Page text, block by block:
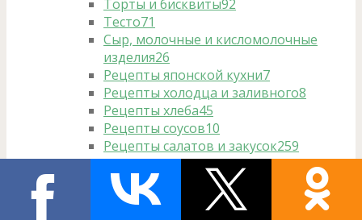
Торты и бисквиты92
Тесто71
Сыр, молочные и кисломолочные
изделия26
Рецепты японской кухни7
Рецепты холодца и заливного8
Рецепты хлеба45
Рецепты соусов10
Рецепты салатов и закусок259
Рецепты постные76
Рецепты напитков и соков
Рецепты на пару2